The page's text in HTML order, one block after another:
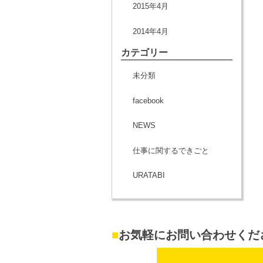
2015年4月
2014年4月
カテゴリー
未分類
facebook
NEWS
仕事に関するできごと
URATABI
■お気軽にお問い合わせくだ